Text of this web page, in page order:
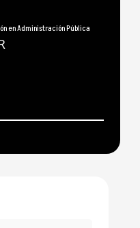
en Administración Pública